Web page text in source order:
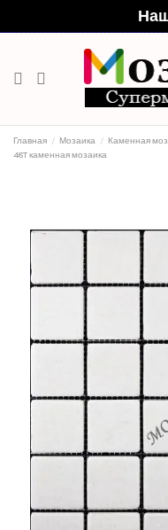
Главная Мозаика Каменная
48T каменная мозаика